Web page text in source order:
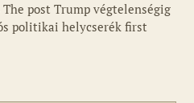
post Trump végtelenségig
politikai helycserék first